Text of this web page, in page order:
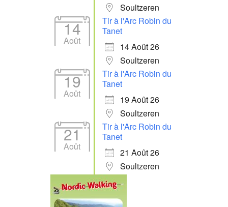
Soultzeren
14
Août
Tir à l'Arc Robin du
Tanet
14 Août 26
Soultzeren
19
Août
Tir à l'Arc Robin du
Tanet
19 Août 26
Soultzeren
21
Août
Tir à l'Arc Robin du
Tanet
21 Août 26
Soultzeren